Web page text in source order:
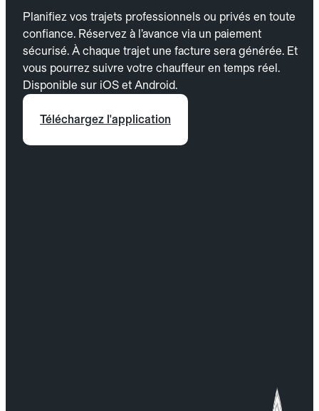
Planifiez vos trajets professionnels ou privés en toute
confiance. Réservez à l’avance via un paiement
sécurisé. À chaque trajet une facture sera générée. Et
vous pourrez suivre votre chauffeur en temps réel.
Disponible sur iOS et Android.
Téléchargez l'application